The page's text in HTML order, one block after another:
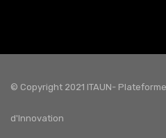
© Copyright 2021 ITAUN-
d'Innovation